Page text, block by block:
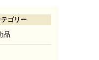
ゴリー
品